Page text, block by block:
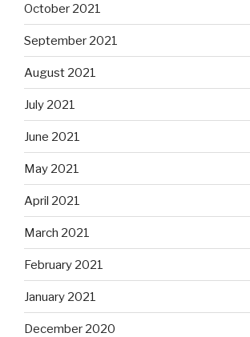
October 2021
September 2021
August 2021
July 2021
June 2021
May 2021
April 2021
March 2021
February 2021
January 2021
December 2020